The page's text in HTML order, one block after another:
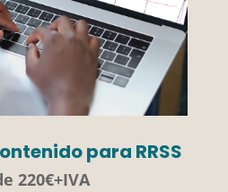
para RRSS
220€+IVA